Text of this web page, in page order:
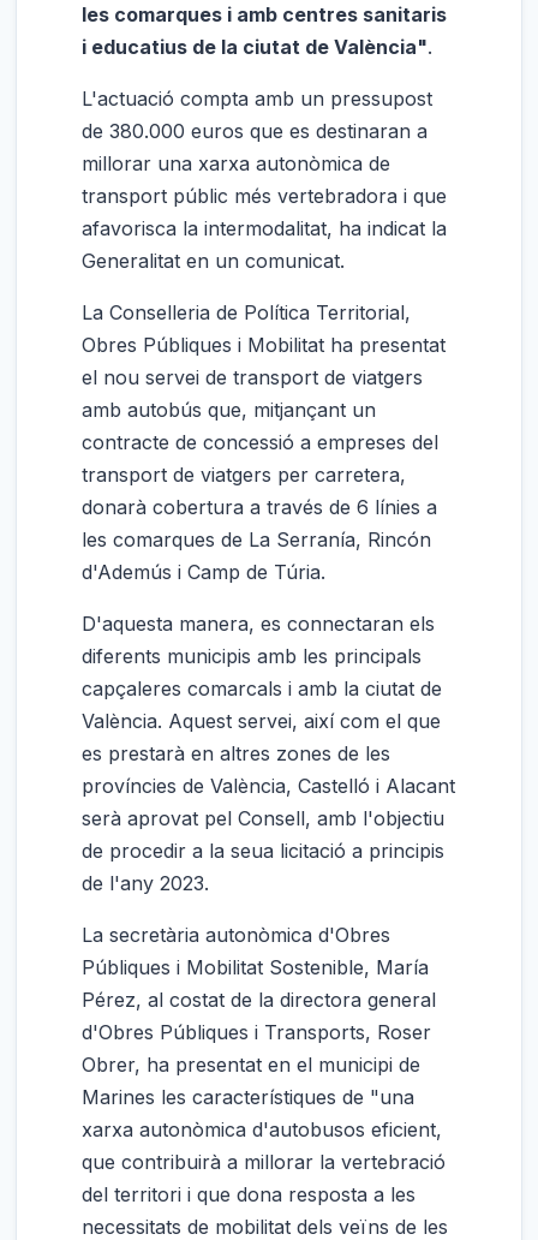
les comarques i amb centres sanitaris
i educatius de la ciutat de València".
L'actuació compta amb un pressupost
de 380.000 euros que es destinaran a
millorar una xarxa autonòmica de
transport públic més vertebradora i que
afavorisca la intermodalitat, ha indicat la
Generalitat en un comunicat.
La Conselleria de Política Territorial,
Obres Públiques i Mobilitat ha presentat
el nou servei de transport de viatgers
amb autobús que, mitjançant un
contracte de concessió a empreses del
transport de viatgers per carretera,
donarà cobertura a través de 6 línies a
les comarques de La Serranía, Rincón
d'Ademús i Camp de Túria.
D'aquesta manera, es connectaran els
diferents municipis amb les principals
capçaleres comarcals i amb la ciutat de
València. Aquest servei, així com el que
es prestarà en altres zones de les
províncies de València, Castelló i Alacant
serà aprovat pel Consell, amb l'objectiu
de procedir a la seua licitació a principis
de l'any 2023.
La secretària autonòmica d'Obres
Públiques i Mobilitat Sostenible, María
Pérez, al costat de la directora general
d'Obres Públiques i Transports, Roser
Obrer, ha presentat en el municipi de
Marines les característiques de "una
xarxa autonòmica d'autobusos eficient,
que contribuirà a millorar la vertebració
del territori i que dona resposta a les
necessitats de mobilitat dels veïns de les